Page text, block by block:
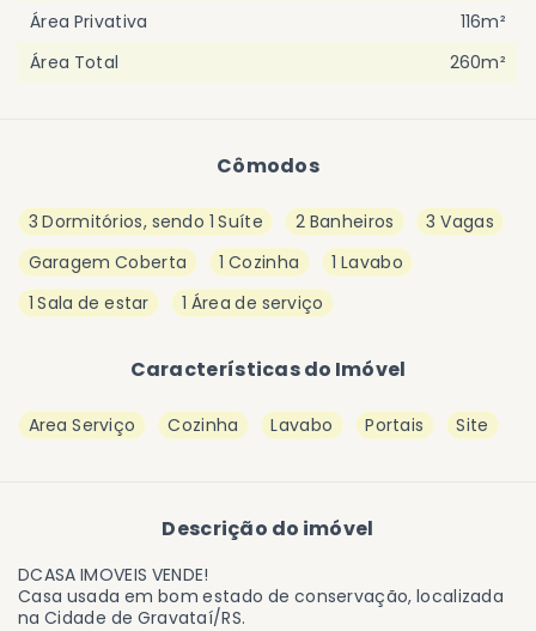
Cômodos
3 Dormitórios, sendo 1 Suíte 2 Banheiros
3 Vagas
Garagem Coberta
1 Cozinha
1 Lavabo
1 Sala de estar
1 Área de serviço
Características do Imóvel
Area Serviço Cozinha Lavabo Portais Site
Descrição do imóvel
DCASA IMOVEIS VENDE!
Casa usada em bom estado de conservação, localizada
na Cidade de Gravataí/RS.
Área Privativa
116m²
Área Total
260m²